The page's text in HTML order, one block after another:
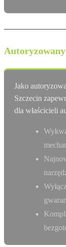
Jako
Szczecin
dla właścicieli